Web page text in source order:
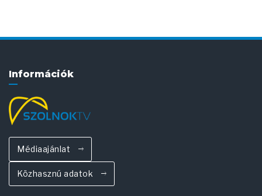
Információk
Médiaajánlat
Közhasznú adatok